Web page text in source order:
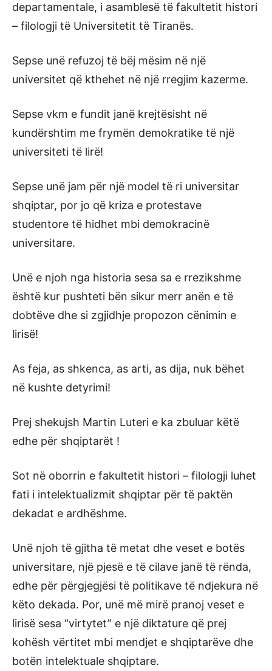
departamentale, i asamblesë të fakultetit histori
– filologji të Universitetit të Tiranës.
Sepse unë refuzoj të bëj mësim në një
universitet që kthehet në një rregjim kazerme.
Sepse vkm e fundit janë krejtësisht në
kundërshtim me frymën demokratike të një
universiteti të lirë!
Sepse unë jam për një model të ri universitar
shqiptar, por jo që kriza e protestave
studentore të hidhet mbi demokracinë
universitare.
Unë e njoh nga historia sesa sa e rrezikshme
është kur pushteti bën sikur merr anën e të
dobtëve dhe si zgjidhje propozon cënimin e
lirisë!
As feja, as shkenca, as arti, as dija, nuk bëhet
në kushte detyrimi!
Prej shekujsh Martin Luteri e ka zbuluar këtë
edhe për shqiptarët !
Sot në oborrin e fakultetit histori – filologji luhet
fati i intelektualizmit shqiptar për të paktën
dekadat e ardhëshme.
Unë njoh të gjitha të metat dhe veset e botës
universitare, një pjesë e të cilave janë të rënda,
edhe për përgjegjësi të politikave të ndjekura në
këto dekada. Por, unë më mirë pranoj veset e
lirisë sesa “virtytet” e një diktature që prej
kohësh vërtitet mbi mendjet e shqiptarëve dhe
botën intelektuale shqiptare.